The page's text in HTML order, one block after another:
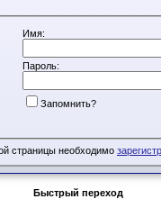
Имя:
Пароль:
Запомнить?
страницы необходимо
Быстрый переход